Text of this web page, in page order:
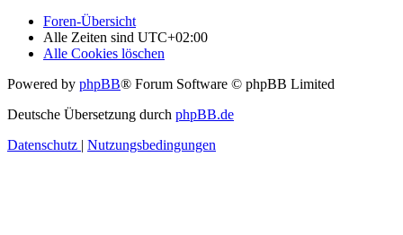
Foren-Übersicht
Alle Zeiten sind UTC+02:00
Alle Cookies löschen
Powered by phpBB® Forum Software © phpBB Limited
Deutsche Übersetzung durch phpBB.de
Datenschutz | Nutzungsbedingungen